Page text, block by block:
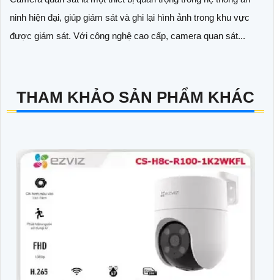
ninh hiện đại, giúp giám sát và ghi lại hình ảnh trong khu vực
được giám sát. Với công nghệ cao cấp, camera quan sát...
THAM KHẢO SẢN PHẨM KHÁC